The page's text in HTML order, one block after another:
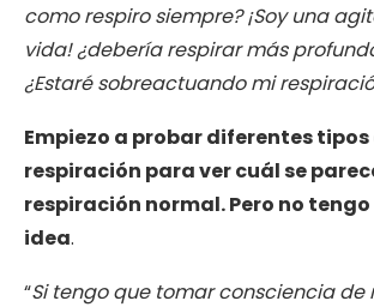
como respiro siempre? ¡Soy una
vida! ¿debería respirar más
¿Estaré sobreactuando mi
Empiezo a probar diferentes tipos
respiración para ver cuál se
respiración normal. Pero no
idea.
“Si tengo que tomar consciencia de